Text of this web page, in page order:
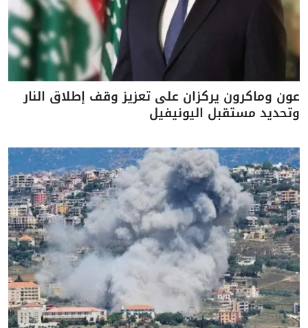
عون وماكرون يركزان على تعزيز وقف إطلاق النار
وتحديد مستقبل اليونيفيل